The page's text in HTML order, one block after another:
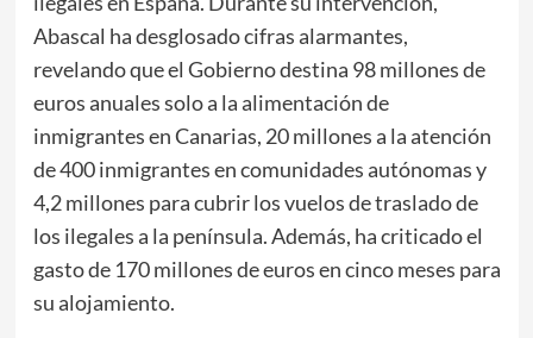
Abascal ha desglosado cifras alarmantes,
revelando que el Gobierno destina 98 millones de
euros anuales solo a la alimentación de
inmigrantes en Canarias, 20 millones a la atención
de 400 inmigrantes en comunidades autónomas y
4,2 millones para cubrir los vuelos de traslado de
los ilegales a la península. Además, ha criticado el
gasto de 170 millones de euros en cinco meses para
su alojamiento.